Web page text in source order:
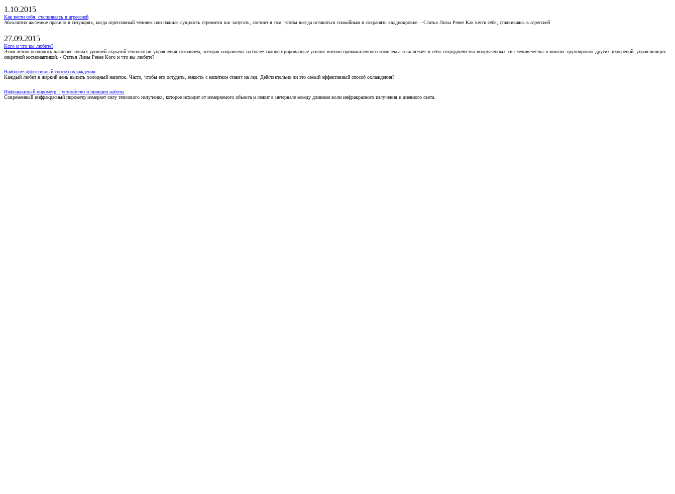
1.10.2015
Как вести себя, сталкиваясь в агрессией
Абсолютно железное правило в ситуациях, когда агрессивный человек или падшая сущность стремится вас запугать, состоит в том, чтобы всегда оставаться спокойным и сохранять хладнокровие. - Статья Лизы Ренее Как вести себя, сталкиваясь в агрессией
27.09.2015
Кого и что вы любите?
Этим летом усилилось давление новых уровней скрытой технологии управления сознанием, которая направлена на более сконцентрированные усилия военно-промышленного комплекса и включает в себя сотрудничество вооруженных сил человечества и многих группировок других измерений, управляющих
секретной космонавтикой. - Статья Лизы Ренее Кого и что вы любите?
Наиболее эффективный способ охлаждения
Каждый любит в жаркий день выпить холодный напиток. Часто, чтобы его остудить, емкость с напитком ставят на лед. Действительно ли это самый эффективный способ охлаждения?
Инфракрасный пирометр – устройство и принцип работы
Современный инфракрасный пирометр измеряет силу теплового излучения, которое исходит от измеряемого объекта и лежит в интервале между длинами волн инфракрасного излучения и дневного света.